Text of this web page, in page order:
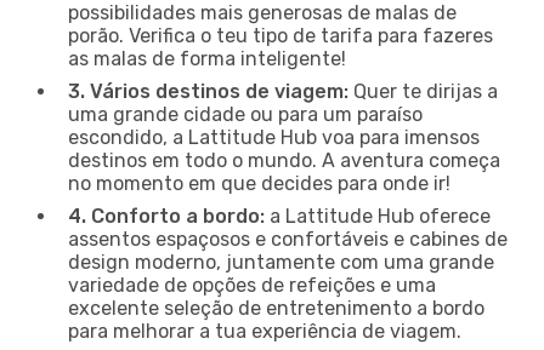
possibilidades mais generosas de malas de
porão. Verifica o teu tipo de tarifa para fazeres
as malas de forma inteligente!
3. Vários destinos de viagem: Quer te dirijas a
uma grande cidade ou para um paraíso
escondido, a Lattitude Hub voa para imensos
destinos em todo o mundo. A aventura começa
no momento em que decides para onde ir!
4. Conforto a bordo: a Lattitude Hub oferece
assentos espaçosos e confortáveis e cabines de
design moderno, juntamente com uma grande
variedade de opções de refeições e uma
excelente seleção de entretenimento a bordo
para melhorar a tua experiência de viagem.